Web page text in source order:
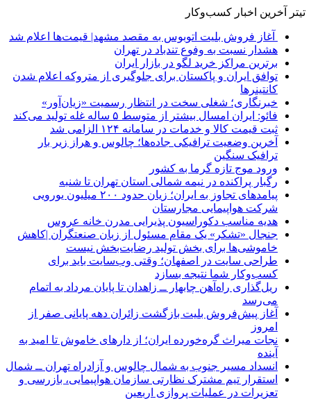
تیتر آخرین اخبار کسب‌وکار
آغاز فروش بلیت اتوبوس به مقصد مشهد| قیمت‌ها اعلام شد
هشدار نسبت به وفوع تندباد در تهران
برترین مراکز خرید لگو در بازار ایران
توافق ایران و پاکستان برای جلوگیری از متروکه اعلام شدن
کانتینرها
خبرنگاری؛ شغلی سخت در انتظار رسمیت «زیان‌آور»
فائو: ایران امسال بیشتر از متوسط ۵ ساله غله تولید می‌کند
ثبت قیمت کالا و خدمات در سامانه ۱۲۴ الزامی شد
آخرین وضعیت ترافیکی جاده‌ها؛ چالوس و هراز زیر بار
ترافیک سنگین
ورود موج تازه گرما به کشور
رگبار پراکنده در نیمه شمالی استان تهران تا شنبه
پیامدهای تجاوز به ایران؛ زیان حدود ۲۰۰ میلیون یورویی
شرکت هواپیمایی مجارستان
هدیه مناسب دکوراسیون پذیرایی مدرن خانه عروس
جنجال «تشکر» یک مقام مسئول از زبان صنعتگران |کاهش
خاموشی‌ها برای بخش تولید رضایت‌بخش نیست
طراحی سایت در اصفهان؛ وقتی وب‌سایت باید برای
کسب‌وکار شما نتیجه بسازد
ریل‌گذاری راه‌آهن چابهار ــ زاهدان تا پایان مرداد به اتمام
می‌رسد
آغاز پیش‌فروش بلیت بازگشت زائران دهه پایانی صفر از
امروز
نجات میراث گره‌خورده ایران؛ از دارهای خاموش تا امید به
آینده
انسداد مسیر جنوب به شمال چالوس و آزادراه تهران ــ شمال
استقرار تیم مشترک نظارتی سازمان هواپیمایی، بازرسی و
تعزیرات در عملیات پروازی اربعین